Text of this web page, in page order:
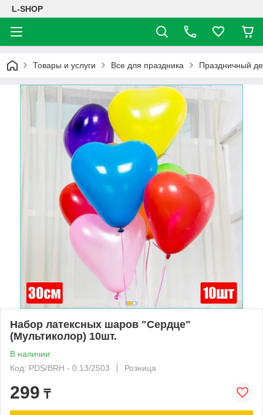
L-SHOP
Товары и услуги Все для праздника Праздничный
Набор латексных шаров "Сердце"
(Мультиколор) 10шт.
В наличии
Код: PDS/BRH - 0.13/2503
Розница
299 ₸